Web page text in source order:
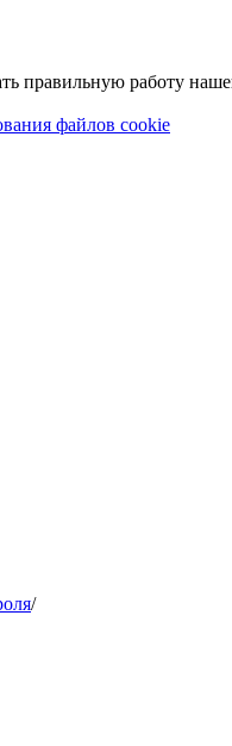
правильную работу
файлов cookie
/